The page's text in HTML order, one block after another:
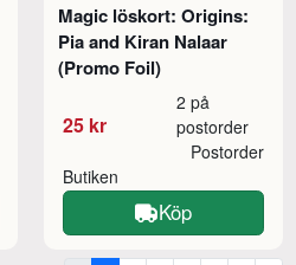
Magic löskort: Origins:
Pia and Kiran Nalaar
(Promo Foil)
25 kr
2 på
postorder
Butiken
Postorder
Köp